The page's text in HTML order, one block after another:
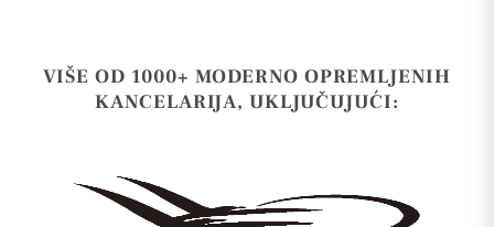
VIŠE OD 1000+ MODERNO OPREMLJENIH
KANCELARIJA, UKLJUČUJUĆI: